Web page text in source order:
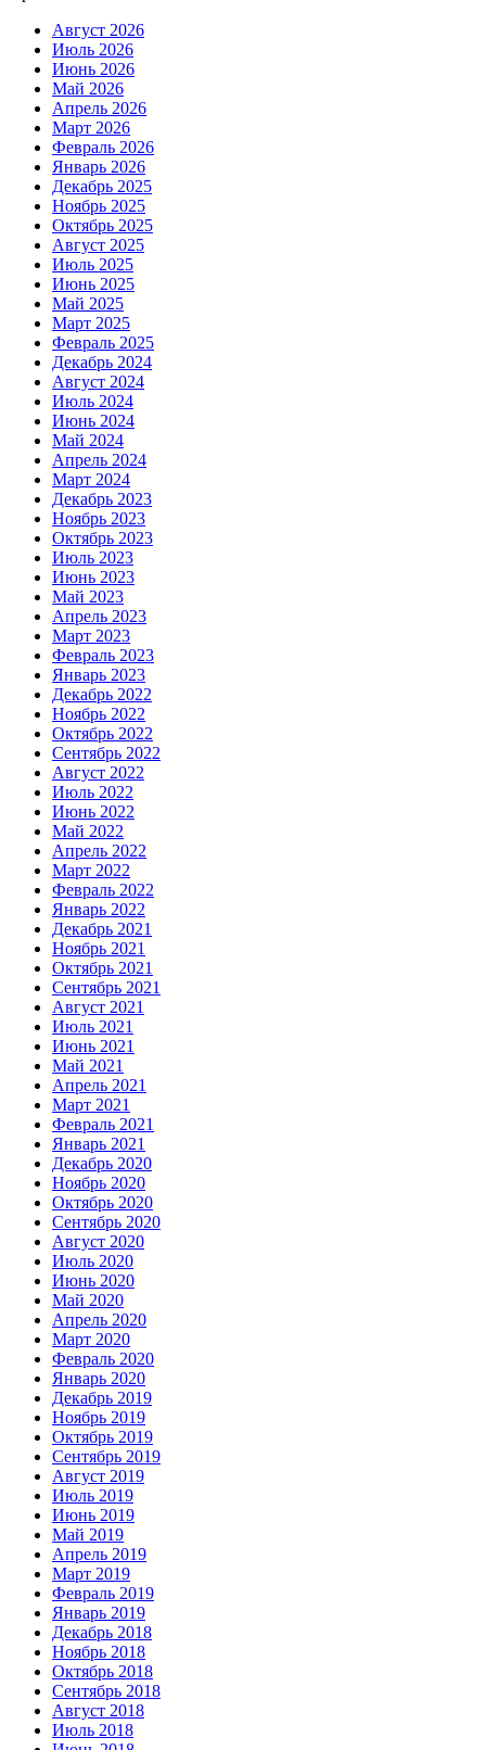
Август 2026
Июль 2026
Июнь 2026
Май 2026
Апрель 2026
Март 2026
Февраль 2026
Январь 2026
Декабрь 2025
Ноябрь 2025
Октябрь 2025
Август 2025
Июль 2025
Июнь 2025
Май 2025
Март 2025
Февраль 2025
Декабрь 2024
Август 2024
Июль 2024
Июнь 2024
Май 2024
Апрель 2024
Март 2024
Декабрь 2023
Ноябрь 2023
Октябрь 2023
Июль 2023
Июнь 2023
Май 2023
Апрель 2023
Март 2023
Февраль 2023
Январь 2023
Декабрь 2022
Ноябрь 2022
Октябрь 2022
Сентябрь 2022
Август 2022
Июль 2022
Июнь 2022
Май 2022
Апрель 2022
Март 2022
Февраль 2022
Январь 2022
Декабрь 2021
Ноябрь 2021
Октябрь 2021
Сентябрь 2021
Август 2021
Июль 2021
Июнь 2021
Май 2021
Апрель 2021
Март 2021
Февраль 2021
Январь 2021
Декабрь 2020
Ноябрь 2020
Октябрь 2020
Сентябрь 2020
Август 2020
Июль 2020
Июнь 2020
Май 2020
Апрель 2020
Март 2020
Февраль 2020
Январь 2020
Декабрь 2019
Ноябрь 2019
Октябрь 2019
Сентябрь 2019
Август 2019
Июль 2019
Июнь 2019
Май 2019
Апрель 2019
Март 2019
Февраль 2019
Январь 2019
Декабрь 2018
Ноябрь 2018
Октябрь 2018
Сентябрь 2018
Август 2018
Июль 2018